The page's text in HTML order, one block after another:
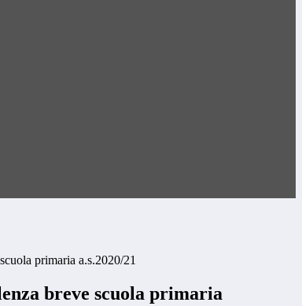
primaria a.s.2020/21
breve scuola primaria